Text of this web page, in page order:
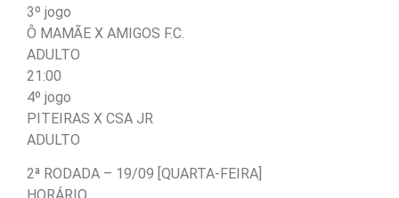
3º jogo
Ô MAMÃE X AMIGOS F.C.
ADULTO
21:00
4º jogo
PITEIRAS X CSA JR
ADULTO
2ª RODADA – 19/09 [QUARTA-FEIRA]